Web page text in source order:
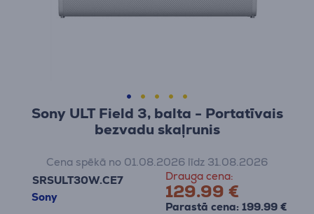
Sony ULT Field 3, balta - Portatīvais
bezvadu skaļrunis
SRSULT30W.CE7
Sony
Drauga cena:
129.99 €
Parastā cena: 199.99 €
Cena spēkā no 01.08.2026 līdz 31.08.2026